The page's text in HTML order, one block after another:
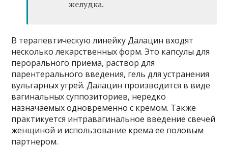
желудка.
В терапевтическую линейку Далацин входят
несколько лекарственных форм. Это капсулы для
перорального приема, раствор для
парентерального введения, гель для устранения
вульгарных угрей. Далацин производится в виде
вагинальных суппозиториев, нередко
назначаемых одновременно с кремом. Также
практикуется интравагинальное введение свечей
женщиной и использование крема ее половым
партнером.